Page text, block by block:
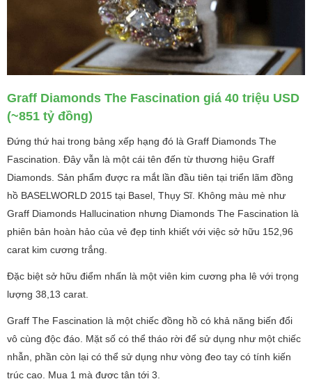
Graff Diamonds The Fascination giá 40 triệu USD
(~851 tỷ đồng)
Đứng thứ hai trong bảng xếp hạng đó là Graff Diamonds The
Fascination. Đây vẫn là một cái tên đến từ thương hiệu Graff
Diamonds. Sản phẩm được ra mắt lần đầu tiên tại triển lãm đồng
hồ BASELWORLD 2015 tại Basel, Thụy Sĩ. Không màu mè như
Graff Diamonds Hallucination nhưng Diamonds The Fascination là
phiên bản hoàn hảo của vẻ đẹp tinh khiết với việc sở hữu 152,96
carat kim cương trắng.
Đặc biệt sở hữu điểm nhấn là một viên kim cương pha lê với trọng
lượng 38,13 carat.
Graff The Fascination là một chiếc đồng hồ có khả năng biến đổi
vô cùng độc đáo. Mặt số có thể tháo rời để sử dụng như một chiếc
nhẫn, phần còn lại có thể sử dụng như vòng đeo tay có tính kiến
trúc cao. Mua 1 mà được tận tới 3.